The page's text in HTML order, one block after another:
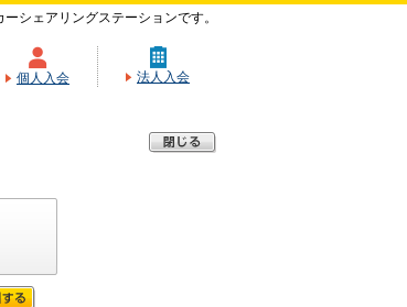
シェアリングステーションです。
個人入会 法人入会